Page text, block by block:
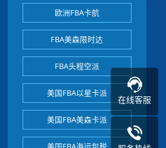
欧洲FBA卡航
FBA美森限时达
FBA头程空派
美国FBA以星卡派
美国FBA美森卡派
在线客服